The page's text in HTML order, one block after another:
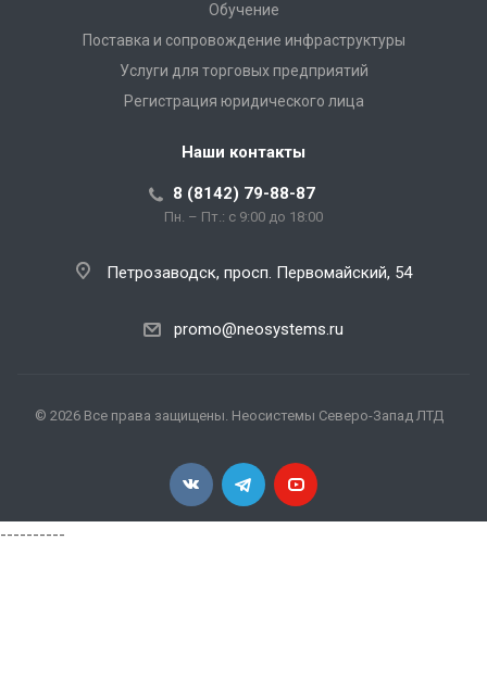
Обучение
Поставка и сопровождение инфраструктуры
Услуги для торговых предприятий
Регистрация юридического лица
Наши контакты
8 (8142) 79-88-87
Пн. – Пт.: с 9:00 до 18:00
Петрозаводск, просп. Первомайский, 54
promo@neosystems.ru
© 2026 Все права защищены. Неосистемы Северо-Запад ЛТД
----------